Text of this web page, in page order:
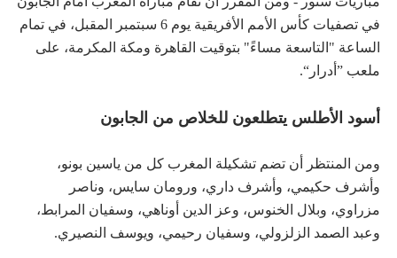
في تصفيات كأس الأمم الأفريقية يوم 6 سبتمبر المقبل، في تمام
الساعة "التاسعة مساءً" بتوقيت القاهرة ومكة المكرمة، على
ملعب ”أدرار“.
أسود الأطلس يتطلعون للخلاص من الجابون
ومن المنتظر أن تضم تشكيلة المغرب كل من ياسين بونو،
وأشرف حكيمي، وأشرف داري، ورومان سايس، وناصر
مزراوي، وبلال الخنوس، وعز الدين أوناهي، وسفيان المرابط،
وعبد الصمد الزلزولي، وسفيان رحيمي، ويوسف النصيري.